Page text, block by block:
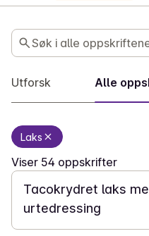
Middag
Søk i alle oppskriftene
Utforsk Alle
Laks
Viser 54 oppskrifter
30 min
Tacokrydret laks
urtedressing
20 min